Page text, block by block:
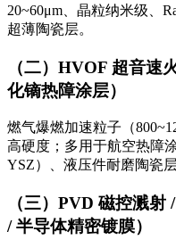
20~60μm、晶粒纳米级、
超薄陶瓷层。
（二）HVOF 超音速
化镝热障涂层）
燃气爆燃加速粒子（
高硬度；多用于航空热障
YSZ）、液压件耐磨陶瓷
（三）PVD 磁控溅
/ 半导体精密镀膜）